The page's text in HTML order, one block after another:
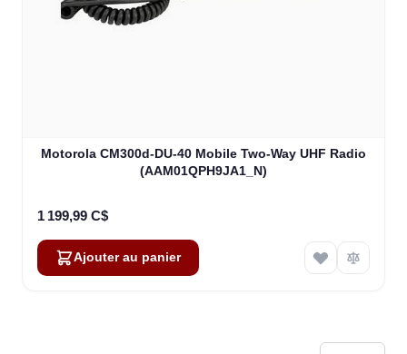
Motorola CM300d-DU-40 Mobile Two-Way UHF Radio
(AAM01QPH9JA1_N)
1 199,99 C$
Ajouter au panier